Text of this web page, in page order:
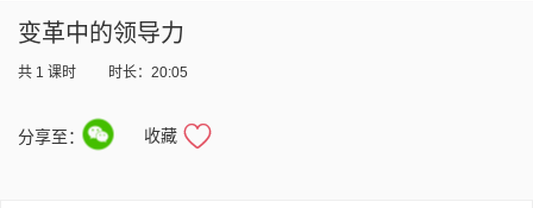
变革中的领导力
共 1 课时 时长：20:05
分享至： 收藏